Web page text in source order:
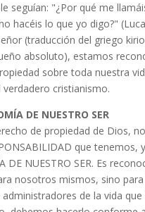
seguían: "¿Por qué me
hacéis lo que yo digo?"
(traducción del griego
absoluto), estamos
sobre toda nuestra
verdadero cristianismo.
DE NUESTRO SER
de propiedad de Dios,
que tenemos,
DE NUESTRO SER. Es
nosotros mismos, sino
de la vida que